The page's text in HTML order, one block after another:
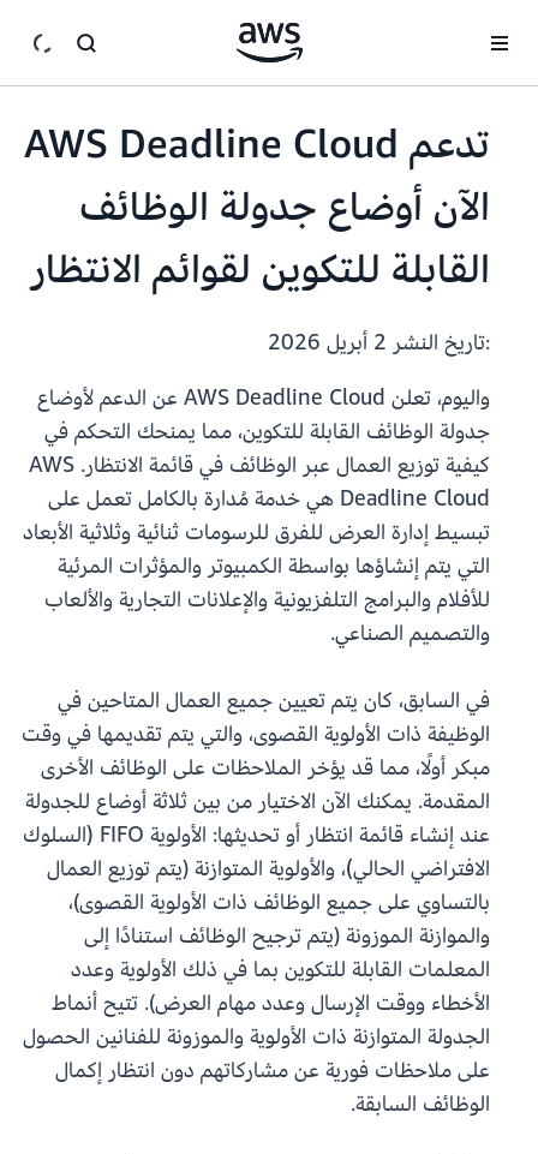
تدعم AWS Deadline Cloud
الآن أوضاع جدولة الوظائف
القابلة للتكوين لقوائم الانتظار
:تاريخ النشر
واليوم، تعلن AWS Deadline Cloud عن الدعم لأوضاع
جدولة الوظائف القابلة للتكوين، مما يمنحك التحكم في
كيفية توزيع العمال عبر الوظائف في قائمة الانتظار. AWS
Deadline Cloud هي خدمة مُدارة بالكامل تعمل على
تبسيط إدارة العرض للفرق للرسومات ثنائية وثلاثية الأبعاد
التي يتم إنشاؤها بواسطة الكمبيوتر والمؤثرات المرئية
للأفلام والبرامج التلفزيونية والإعلانات التجارية والألعاب
والتصميم الصناعي.
في السابق، كان يتم تعيين جميع العمال المتاحين في
الوظيفة ذات الأولوية القصوى، والتي يتم تقديمها في وقت
مبكر أولًا، مما قد يؤخر الملاحظات على الوظائف الأخرى
المقدمة. يمكنك الآن الاختيار من بين ثلاثة أوضاع للجدولة
عند إنشاء قائمة انتظار أو تحديثها: الأولوية FIFO (السلوك
الافتراضي الحالي)، والأولوية المتوازنة (يتم توزيع العمال
بالتساوي على جميع الوظائف ذات الأولوية القصوى)،
والموازنة الموزونة (يتم ترجيح الوظائف استنادًا إلى
المعلمات القابلة للتكوين بما في ذلك الأولوية وعدد
الأخطاء ووقت الإرسال وعدد مهام العرض). تتيح أنماط
الجدولة المتوازنة ذات الأولوية والموزونة للفنانين الحصول
على ملاحظات فورية عن مشاركاتهم دون انتظار إكمال
الوظائف السابقة.